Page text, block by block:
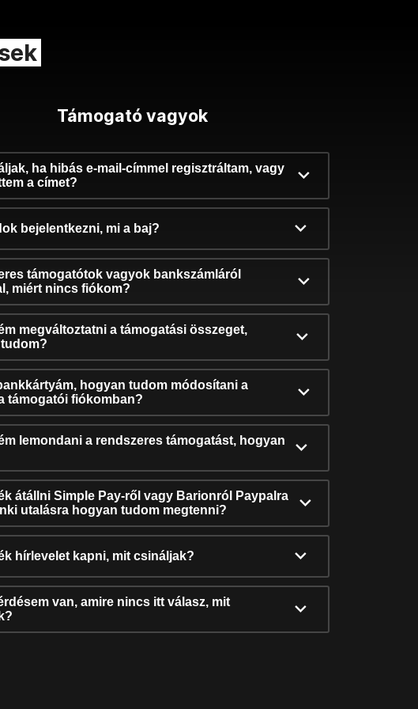
Támogató vagyok
ha hibás e-mail-címmel regisztráltam, vagy
a címet?
bejelentkezni, mi a baj?
támogatótok vagyok bankszámláról
miért nincs fiókom?
megváltoztatni a támogatási összeget,
hogyan tudom módosítani a
támogatói fiókomban?
lemondani a rendszeres támogatást, hogyan
átállni Simple Pay-ről vagy Barionról Paypalra
utalásra hogyan tudom megtenni?
hírlevelet kapni, mit csináljak?
van, amire nincs itt válasz, mit